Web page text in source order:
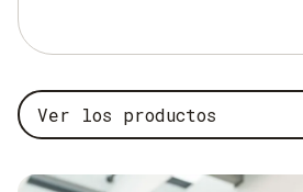
Ver los productos